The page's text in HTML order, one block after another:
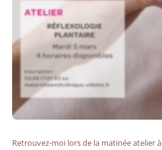
Retrouvez-moi lors de la matinée atelier